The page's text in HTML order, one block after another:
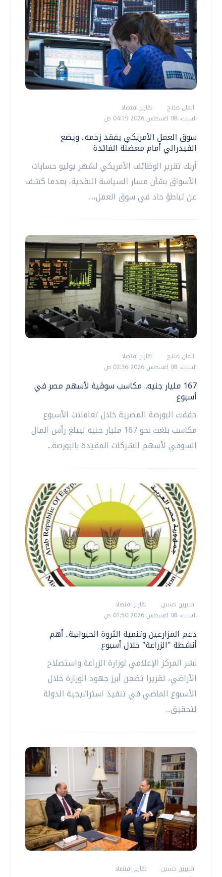
ايمان صلاح
تقارير اقتصاد
السبت، 08 اغسطس 2026 04:19 ص
سوق العمل الأمريكي يفقد زخمه.. ويضع
الفيدرالي أمام معضلة الفائدة
أربك تقرير الوظائف الأمريكي لشهر يوليو حسابات
الأسواق بشأن مسار السياسة النقدية، بعدما كشف
عن تباطؤ حاد في سوق العمل،...
ايمان صلاح
تقارير اقتصاد
السبت، 08 اغسطس 2026 02:36 ص
167 مليار جنيه.. مكاسب سوقية لأسهم مصر في
أسبوع
حققت البورصة المصرية خلال تعاملات الأسبوع
مكاسب بلغت نحو 167 مليار جنيه ليبلغ رأس المال
السوقي لأسهم الشركات المقيدة بالبورصة...
شيرين حسين
تقارير اقتصاد
السبت، 08 اغسطس 2026 01:50 ص
دعم المزارعين وتنمية الثروة الحيوانية.. أهم
أنشطة "الزراعة" خلال أسبوع
نشر المركز الإعلامي لوزارة الزراعة واستصلاح
الأراضي، تقريرا تضمن أبرز جهود الوزارة خلال
الأسبوع الماضي في تنفيذ استراتيجية الدولة
لتحقيق...
شيرين حسين
تقارير اقتصاد